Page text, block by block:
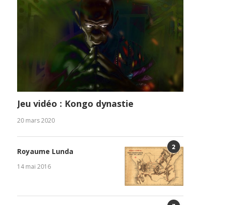
Jeu vidéo : Kongo dynastie
20 mars 2020
2
Royaume Lunda
14 mai 2016